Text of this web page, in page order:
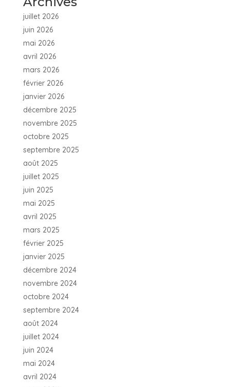
juillet 2026
juin 2026
mai 2026
avril 2026
mars 2026
février 2026
janvier 2026
décembre 2025
novembre 2025
octobre 2025
septembre 2025
août 2025
juillet 2025
juin 2025
mai 2025
avril 2025
mars 2025
février 2025
janvier 2025
décembre 2024
novembre 2024
octobre 2024
septembre 2024
août 2024
juillet 2024
juin 2024
mai 2024
avril 2024